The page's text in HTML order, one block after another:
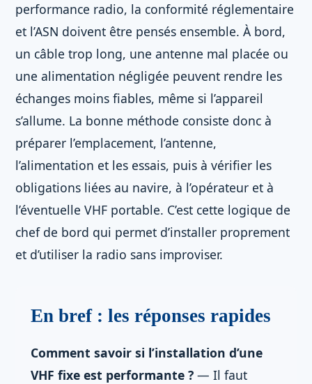
performance radio, la conformité réglementaire
et l’ASN doivent être pensés ensemble. À bord,
un câble trop long, une antenne mal placée ou
une alimentation négligée peuvent rendre les
échanges moins fiables, même si l’appareil
s’allume. La bonne méthode consiste donc à
préparer l’emplacement, l’antenne,
l’alimentation et les essais, puis à vérifier les
obligations liées au navire, à l’opérateur et à
l’éventuelle VHF portable. C’est cette logique de
chef de bord qui permet d’installer proprement
et d’utiliser la radio sans improviser.
En bref : les réponses rapides
Comment savoir si l’installation d’une
VHF fixe est performante ? — Il faut